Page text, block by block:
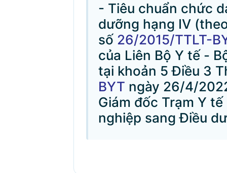
- Tiêu chuẩn chức
dưỡng hạng IV
số 26/2015/TTLT-
của Liên Bộ Y tế -
tại khoản 5 Điều 3
BYT ngày 26/4/
Giám đốc Trạm Y
nghiệp sang Điều